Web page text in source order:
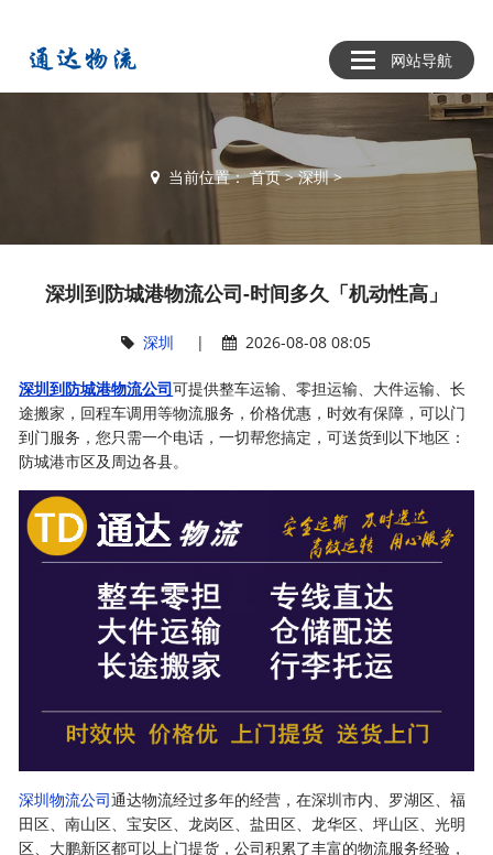
网站导航
当前位置：首页>深圳>
深圳到防城港物流公司-时间多久「机动性高」
深圳 | 2026-08-08 08:05
深圳到防城港物流公司可提供整车运输、零担运输、大件运输、长
途搬家，回程车调用等物流服务，价格优惠，时效有保障，可以门
到门服务，您只需一个电话，一切帮您搞定，可送货到以下地区：
防城港市区及周边各县。
深圳物流公司通达物流经过多年的经营，在深圳市内、罗湖区、福
田区、南山区、宝安区、龙岗区、盐田区、龙华区、坪山区、光明
区、大鹏新区都可以上门提货，公司积累了丰富的物流服务经验，